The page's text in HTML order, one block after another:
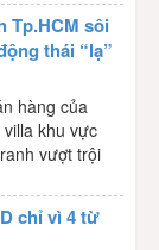
Tp.HCM sôi
thái “lạ”
hàng của
khu vực
vượt trội
chỉ vì 4 từ